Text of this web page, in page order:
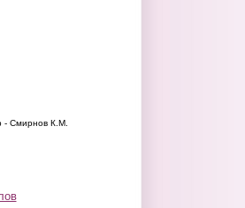
- Смирнов К.М.